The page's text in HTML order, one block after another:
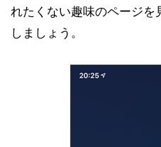
れたくない趣味のページ
しましょう。